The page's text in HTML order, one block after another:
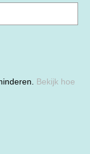
Bekijk hoe